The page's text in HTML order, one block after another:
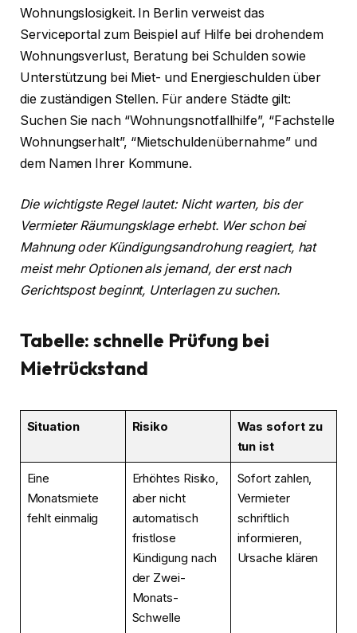
Wohnungslosigkeit. In Berlin verweist das
Serviceportal zum Beispiel auf Hilfe bei drohendem
Wohnungsverlust, Beratung bei Schulden sowie
Unterstützung bei Miet- und Energieschulden über
die zuständigen Stellen. Für andere Städte gilt:
Suchen Sie nach “Wohnungsnotfallhilfe”, “Fachstelle
Wohnungserhalt”, “Mietschuldenübernahme” und
dem Namen Ihrer Kommune.
Die wichtigste Regel lautet: Nicht warten, bis der
Vermieter Räumungsklage erhebt. Wer schon bei
Mahnung oder Kündigungsandrohung reagiert, hat
meist mehr Optionen als jemand, der erst nach
Gerichtspost beginnt, Unterlagen zu suchen.
Tabelle: schnelle Prüfung bei
Mietrückstand
Situation Risiko
Was sofort zu
tun ist
Eine
Monatsmiete
fehlt einmalig
Erhöhtes Risiko,
aber nicht
automatisch
fristlose
Kündigung nach
der Zwei-
Monats-
Schwelle
Sofort zahlen,
Vermieter
schriftlich
informieren,
Ursache klären